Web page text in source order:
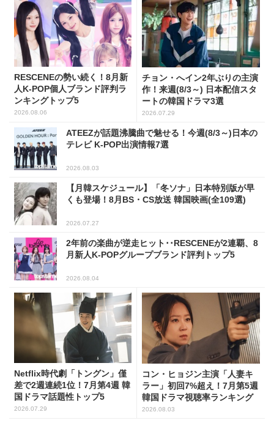
RESCENEの勢い続く！8月新
人K-POP個人ブランド評判ラ
ンキングトップ5
2026.08.06
チョン・へイン2年ぶりの主演
作！来週(8/3～) 日本配信スタ
ートの韓国ドラマ3選
2026.07.29
ATEEZが話題沸騰曲で魅せる！今週(8/3～)日本の
テレビ K-POP出演情報7選
2026.08.03
【月韓スケジュール】「冬ソナ」日本特別版が早
くも登場！8月BS・CS放送 韓国映画(全109選)
2026.07.27
2年前の楽曲が逆走ヒット･･RESCENEが2連覇、8
月新人K-POPグループブランド評判トップ5
2026.08.04
Netflix時代劇「トングン」僅
差で2週連続1位！7月第4週 韓
国ドラマ話題性トップ5
2026.07.29
コン・ヒョジン主演「人妻キ
ラー」初回7%超え！7月第5週
韓国ドラマ視聴率ランキング
2026.08.03